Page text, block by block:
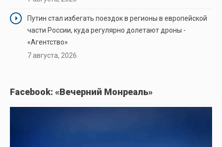
Путин стал избегать поездок в регионы в европейской
части России, куда регулярно долетают дроны -
«Агентство»
7 августа, 2026
Facebook: «Вечерний Монреаль»